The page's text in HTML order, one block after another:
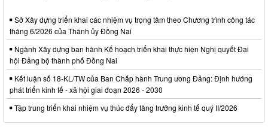
Sở Xây dựng triển khai các nhiệm vụ trọng tâm theo Chương trình công tác
tháng 6/2026 của Thành ủy Đồng Nai
Ngành Xây dựng ban hành Kế hoạch triển khai thực hiện Nghị quyết Đại
hội Đảng bộ thành phố Đồng Nai
Kết luận số 18-KL/TW của Ban Chấp hành Trung ương Đảng: Định hướng
phát triển kinh tế - xã hội giai đoạn 2026 - 2030
Tập trung triển khai nhiệm vụ thúc đẩy tăng trưởng kinh tế quý II/2026